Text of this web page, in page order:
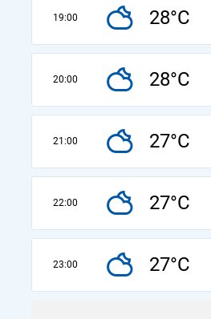
19:00 28°C
20:00 28°C
21:00 27°C
22:00 27°C
23:00 27°C